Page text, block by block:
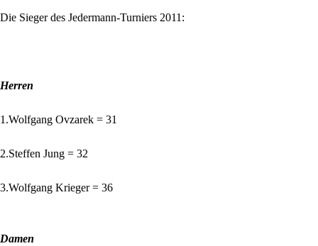
Die Sieger des Jedermann-Turniers 2011:
Herren
1.Wolfgang Ovzarek = 31
2.Steffen Jung = 32
3.Wolfgang Krieger = 36
Damen